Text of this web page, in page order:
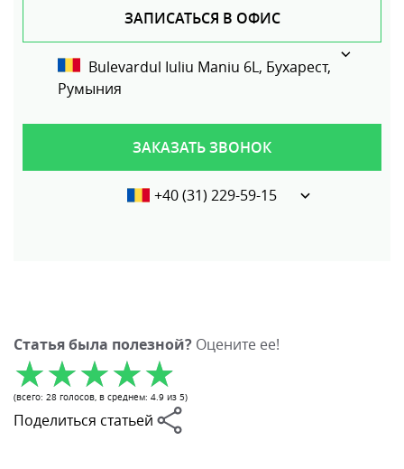
ЗАПИСАТЬСЯ В ОФИС
Bulevardul Iuliu Maniu 6L, Бухарест,
Румыния
ЗАКАЗАТЬ ЗВОНОК
+40 (31) 229-59-15
Статья была полезной? Оцените ее!
(всего: 28 голосов, в среднем: 4.9 из 5)
Поделиться статьей